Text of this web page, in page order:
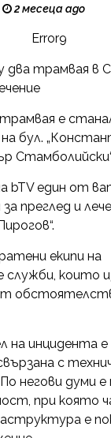
2 месеца ago
Error9
два трамвая в
е
бул.
bTV един от
преглед и
екипи на
служби, които
на инцидента
с
негови думи е
при която
е